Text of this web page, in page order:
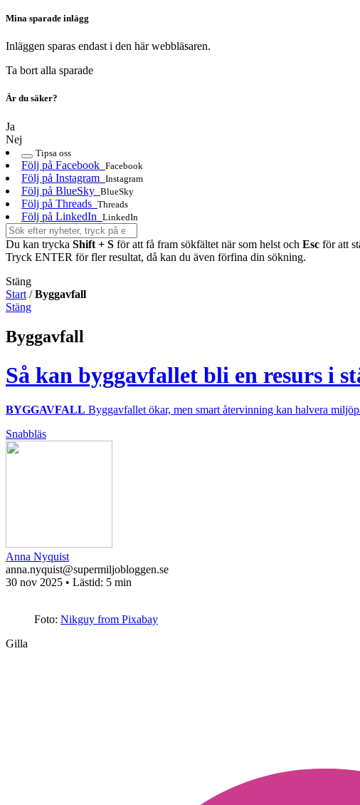
Mina sparade inlägg
Inläggen sparas endast i den här webbläsaren.
Ta bort alla sparade
Är du säker?
Ja
Nej
Tipsa oss
Följ på Facebook Facebook
Följ på Instagram Instagram
Följ på BlueSky BlueSky
Följ på Threads Threads
Följ på LinkedIn LinkedIn
Du kan trycka Shift + S för att få fram sökfältet när som helst och Esc för att
Tryck ENTER för fler resultat, då kan du även förfina din sökning.
Stäng
Start /Byggavfall
Stäng
Byggavfall
Så kan byggavfallet bli en resurs i
BYGGAVFALL Byggavfallet ökar, men smart återvinning kan halvera
Snabbläs
Anna Nyquist
anna.nyquist@supermiljobloggen.se
30 nov 2025 • Lästid: 5 min
Foto: Nikguy from Pixabay
Gilla